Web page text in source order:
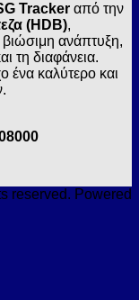
Tracker από την
(HDB),
ανάπτυξη,
τη διαφάνεια.
ένα καλύτερο και
reserved. Powered